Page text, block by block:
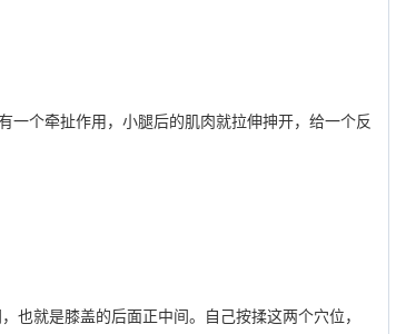
一个牵扯作用，小腿后的肌肉就拉伸抻开，给一个反
也就是膝盖的后面正中间。自己按揉这两个穴位，